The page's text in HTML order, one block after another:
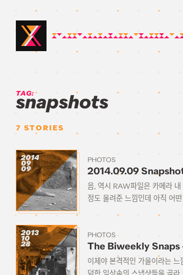
TAG:
snapshots
7 STORIES
2014
09
09
PHOTOS
2014.09.09
음, 역시 RAW파일은 카메라
정도 올려준 느낌인데 아직 어
2013
10
28
PHOTOS
The Biweekly Snaps
이제야 본격적인 가을이라는